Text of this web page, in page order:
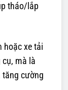
tháo/lắp
hoặc xe tải
mà là
tăng cường